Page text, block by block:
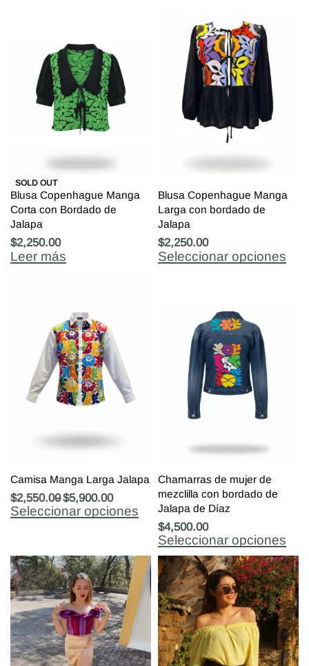
SOLD OUT
Blusa Copenhague Manga
Corta con Bordado de
Jalapa
$2,250.00
Leer más
Blusa Copenhague Manga
Larga con bordado de
Jalapa
$2,250.00
Seleccionar opciones
Camisa Manga Larga Jalapa
$2,550.00$5,900.00
Seleccionar opciones
Chamarras de mujer de
mezclilla con bordado de
Jalapa de Díaz
$4,500.00
Seleccionar opciones